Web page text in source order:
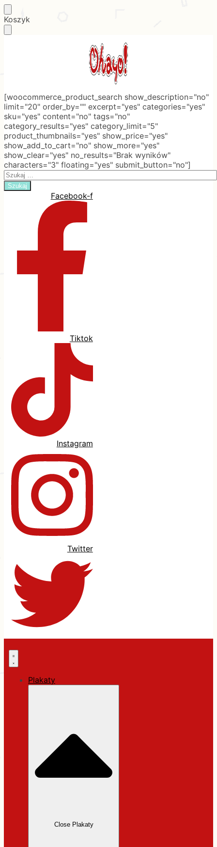
Skip
to
Skip
to
Koszyk
[woocommerce_product_search show_description="no"
limit="20" order_by="" excerpt="yes" categories="yes"
sku="yes" content="no" tags="no"
category_results="yes" category_limit="5"
product_thumbnails="yes" show_price="yes"
show_add_to_cart="no" show_more="yes"
show_clear="yes" no_results="Brak wyników"
characters="3" floating="yes" submit_button="no"]
Search
for:
Facebook-f
Tiktok
Instagram
Twitter
Plakaty
Close Plakaty